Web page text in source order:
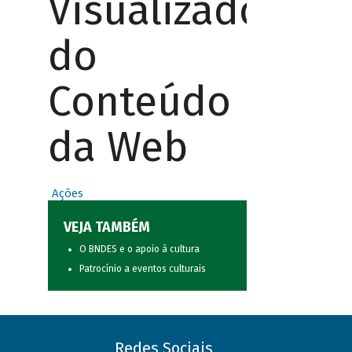
Visualizador
do
Conteúdo
da Web
Ações
VEJA TAMBÉM
O BNDES e o apoio à cultura
Patrocínio a eventos culturais
Redes Sociais